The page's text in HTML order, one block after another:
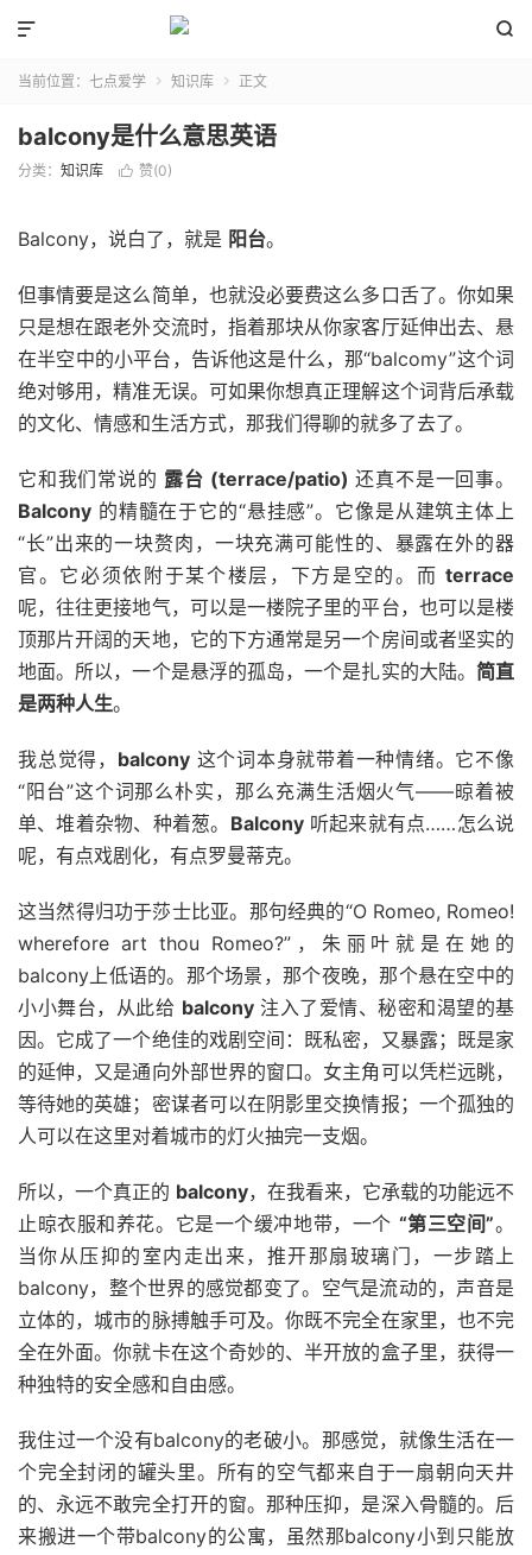


当前位置： 七点爱学  知识库  正文
balcony是什么意思英语
分类： 知识库  赞(0)
Balcony，说白了，就是 阳台。
但事情要是这么简单，也就没必要费这么多口舌了。你如果
只是想在跟老外交流时，指着那块从你家客厅延伸出去、悬
在半空中的小平台，告诉他这是什么，那“balcomy”这个词
绝对够用，精准无误。可如果你想真正理解这个词背后承载
的文化、情感和生活方式，那我们得聊的就多了去了。
它和我们常说的 露台 (terrace/patio) 还真不是一回事。
Balcony 的精髓在于它的“悬挂感”。它像是从建筑主体上
“长”出来的一块赘肉，一块充满可能性的、暴露在外的器
官。它必须依附于某个楼层，下方是空的。而 terrace
呢，往往更接地气，可以是一楼院子里的平台，也可以是楼
顶那片开阔的天地，它的下方通常是另一个房间或者坚实的
地面。所以，一个是悬浮的孤岛，一个是扎实的大陆。 简直
是两种人生。
我总觉得， balcony这个词本身就带着一种情绪。它不像
“阳台”这个词那么朴实，那么充满生活烟火气——晾着被
单、堆着杂物、种着葱。 Balcony听起来就有点……怎么说
呢，有点戏剧化，有点罗曼蒂克。
这当然得归功于莎士比亚。那句经典的“O Romeo, Romeo!
wherefore art thou Romeo?”，朱丽叶就是在她的
balcony上低语的。那个场景，那个夜晚，那个悬在空中的
小小舞台，从此给 balcony注入了爱情、秘密和渴望的基
因。它成了一个绝佳的戏剧空间：既私密，又暴露；既是家
的延伸，又是通向外部世界的窗口。女主角可以凭栏远眺，
等待她的英雄；密谋者可以在阴影里交换情报；一个孤独的
人可以在这里对着城市的灯火抽完一支烟。
所以，一个真正的 balcony，在我看来，它承载的功能远不
止晾衣服和养花。它是一个缓冲地带，一个 “第三空间”。
当你从压抑的室内走出来，推开那扇玻璃门，一步踏上
balcony，整个世界的感觉都变了。空气是流动的，声音是
立体的，城市的脉搏触手可及。你既不完全在家里，也不完
全在外面。你就卡在这个奇妙的、半开放的盒子里，获得一
种独特的安全感和自由感。
我住过一个没有balcony的老破小。那感觉，就像生活在一
个完全封闭的罐头里。所有的空气都来自于一扇朝向天井
的、永远不敢完全打开的窗。那种压抑，是深入骨髓的。后
来搬进一个带balcony的公寓，虽然那balcony小到只能放